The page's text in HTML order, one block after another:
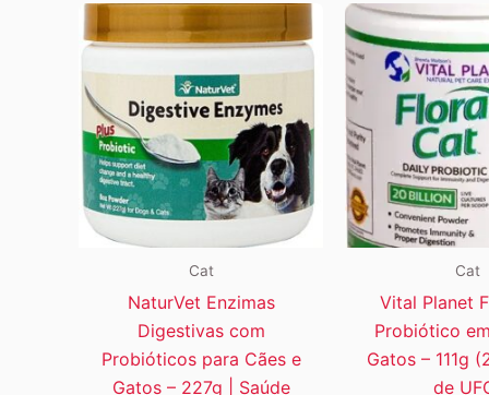
Cat
NaturVet Enzimas
Digestivas com
Probióticos para Cães e
Gatos – 227g | Saúde
Cat
Vital Planet
Probiótico
Gatos – 111g
de